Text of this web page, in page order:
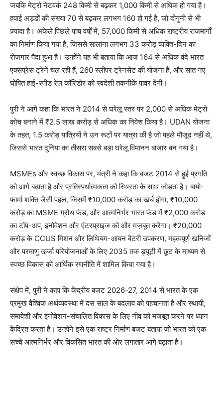
जबकि मेट्रो नेटवर्क 248 किमी से बढ़कर 1,000 किमी से अधिक हो गया है।
हवाई अड्डों की संख्या 70 से बढ़कर लगभग 160 हो गई है, जो दोगुनी से भी
ज़्यादा है। अकेले पिछले पांच वर्षों में, 57,000 किमी से अधिक राष्ट्रीय राजमार्गों
का निर्माण किया गया है, जिससे सालाना लगभग 33 करोड़ व्यक्ति-दिन का
रोजगार पैदा हुआ है। उन्होंने यह भी बताया कि आज 164 से अधिक वंदे भारत
एक्सप्रेस ट्रेनें चल रही हैं, 260 स्लीपर ट्रेनसेट की योजना है, और सात नए
घोषित हाई-स्पीड रेल कॉरिडोर को स्वदेशी तकनीकें पावर देंगी।
पुरी ने आगे कहा कि भारत ने 2014 से घरेलू स्तर पर 2,000 से अधिक मेट्रो
कोच बनाने में ₹2.5 लाख करोड़ से अधिक का निवेश किया है। UDAN योजना
के तहत, 1.5 करोड़ यात्रियों ने उन रूटों पर यात्रा की है जो पहले मौजूद नहीं थे,
जिससे भारत दुनिया का तीसरा सबसे बड़ा घरेलू विमानन बाजार बन गया है।
MSMEs और स्वच्छ विकास पर, मंत्री ने कहा कि बजट 2014 से हुई प्रगति
को आगे बढ़ाता है और प्रतिस्पर्धात्मकता को स्थिरता के साथ जोड़ता है। बायो-
फार्मा शक्ति जैसी पहल, जिसमें ₹10,000 करोड़ का खर्च होगा, ₹10,000
करोड़ का MSME ग्रोथ फंड, और आत्मनिर्भर भारत फंड में ₹2,000 करोड़
का टॉप-अप, इनोवेशन और एंटरप्राइज को और मज़बूत करेगा। ₹20,000
करोड़ के CCUS मिशन और लिथियम-आयन बैटरी उपकरण, महत्वपूर्ण खनिजों
और परमाणु ऊर्जा परियोजनाओं के लिए 2035 तक ड्यूटी में छूट के माध्यम से
स्वच्छ विकास को आर्थिक रणनीति में शामिल किया गया है।
संक्षेप में, पुरी ने कहा कि केंद्रीय बजट 2026-27, 2014 से भारत के एक
प्रमुख वैश्विक अर्थव्यवस्था में दस साल के बदलाव को पहचानता है और स्थायी,
समावेशी और इनोवेशन-संचालित विकास के लिए नींव को मजबूत करने पर ध्यान
केंद्रित करता है। उन्होंने इसे एक राष्ट्र निर्माण बजट बताया जो भारत को एक
सच्चे आत्मनिर्भर और विकसित भारत की ओर लगातार आगे बढ़ाता है।